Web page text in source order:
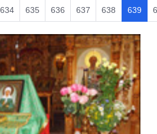
634 635 636 637 638 639